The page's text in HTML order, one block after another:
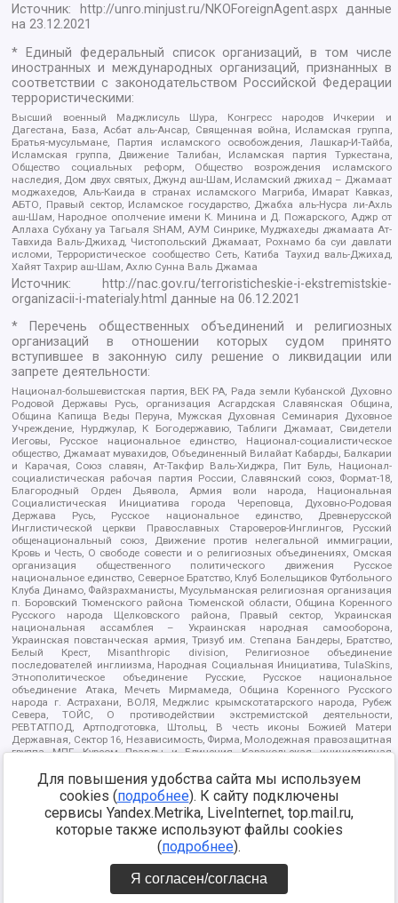
Источник: http://unro.minjust.ru/NKOForeignAgent.aspxданные
на23.12.2021
* Единый федеральный список организаций, в том числе
иностранных и международных организаций, признанных в
соответствии с законодательством Российской Федерации
террористическими:
Высший военный Маджлисуль Шура, Конгресс народов Ичкерии и
Дагестана, База, Асбат аль-Ансар, Священная война, Исламская группа,
Братья-мусульмане, Партия исламского освобождения, Лашкар-И-Тайба,
Исламская группа, Движение Талибан, Исламская партия Туркестана,
Общество социальных реформ, Общество возрождения исламского
наследия, Дом двух святых, Джунд аш-Шам, Исламский джихад – Джамаат
моджахедов, Аль-Каида в странах исламского Магриба, Имарат Кавказ,
АБТО, Правый сектор, Исламское государство, Джабха аль-Нусра ли-Ахль
аш-Шам, Народное ополчение имени К. Минина и Д. Пожарского, Аджр от
Аллаха Субхану уа Тагьаля SHAM, АУМ Синрике, Муджахеды джамаата Ат-
Тавхида Валь-Джихад, Чистопольский Джамаат, Рохнамо ба суи давлати
исломи, Террористическое сообщество Сеть, Катиба Таухид валь-Джихад,
Хайят Тахрир аш-Шам, Ахлю Сунна Валь Джамаа
Источник:
http://nac.gov.ru/terroristicheskie-i-ekstremistskie-
organizacii-i-materialy.html данные на06.12.2021
* Перечень общественных объединений и религиозных
организаций в отношении которых судом принято
вступившее в законную силу решение о ликвидации или
запрете деятельности:
Национал-большевистская партия, ВЕК РА, Рада земли Кубанской Духовно
Родовой Державы Русь, организация Асгардская Славянская Община,
Община Капища Веды Перуна, Мужская Духовная Семинария Духовное
Учреждение, Нурджулар, К Богодержавию, Таблиги Джамаат, Свидетели
Иеговы, Русское национальное единство, Национал-социалистическое
общество, Джамаат мувахидов, Объединенный Вилайат Кабарды, Балкарии
и Карачая, Союз славян, Ат-Такфир Валь-Хиджра, Пит Буль, Национал-
социалистическая рабочая партия России, Славянский союз, Формат-18,
Благородный Орден Дьявола, Армия воли народа, Национальная
Социалистическая Инициатива города Череповца, Духовно-Родовая
Держава Русь, Русское национальное единство, Древнерусской
Инглистической церкви Православных Староверов-Инглингов, Русский
общенациональный союз, Движение против нелегальной иммиграции,
Кровь и Честь, О свободе совести и о религиозных объединениях, Омская
организация общественного политического движения Русское
национальное единство, Северное Братство, Клуб Болельщиков Футбольного
Клуба Динамо, Файзрахманисты, Мусульманская религиозная организация
п. Боровский Тюменского района Тюменской области, Община Коренного
Русского народа Щелковского района, Правый сектор, Украинская
национальная ассамблея – Украинская народная самооборона,
Украинская повстанческая армия, Тризуб им. Степана Бандеры, Братство,
Белый Крест, Misanthropic division, Религиозное объединение
последователей инглиизма, Народная Социальная Инициатива, TulaSkins,
Этнополитическое объединение Русские, Русское национальное
объединение Атака, Мечеть Мирмамеда, Община Коренного Русского
народа г. Астрахани, ВОЛЯ, Меджлис крымскотатарского народа, Рубеж
Севера, ТОЙС, О противодействии экстремистской деятельности,
РЕВТАТПОД, Артподготовка, Штольц, В честь иконы Божией Матери
Державная, Сектор 16, Независимость, Фирма, Молодежная правозащитная
группа МПГ, Курсом Правды и Единения, Каракольская инициативная
Благотворительный пансионат Ак Умут, Русская республика Русь,
Арестантское уголовное единство, Башкорт, Нация и свобода, W.H.С., Фалунь
Дафа, Иртыш Ultras, Русский Патриотический клуб-Новокузнецк/РПК,
Сибирский державный союз, Фонд борьбы с коррупцией, Фонд защиты прав
граждан, Штабы Навального, Совет граждан СССР Прикубанского округа г.
https://minjust.gov.ru/ru/documents/7822/
Для повышения удобства сайта мы используем
cookies (подробнее). К сайту подключены
сервисы Yandex.Metrika, LiveInternet, top.mail.ru,
которые также используют файлы cookies
(подробнее).
Я согласен/согласна